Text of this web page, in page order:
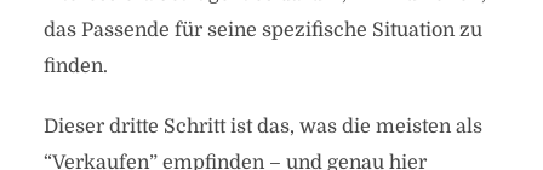
das Passende für seine spezifische Situation zu
finden.
Dieser dritte Schritt ist das, was die meisten als
“Verkaufen” empfinden – und genau hier